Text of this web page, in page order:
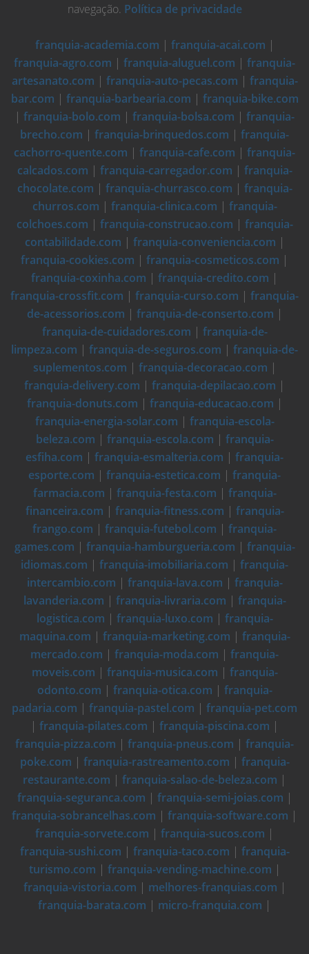
navegação. Política de privacidade
franquia-academia.com | franquia-acai.com |
franquia-agro.com | franquia-aluguel.com | franquia-
artesanato.com | franquia-auto-pecas.com | franquia-
bar.com | franquia-barbearia.com | franquia-bike.com
| franquia-bolo.com | franquia-bolsa.com | franquia-
brecho.com | franquia-brinquedos.com | franquia-
cachorro-quente.com | franquia-cafe.com | franquia-
calcados.com | franquia-carregador.com | franquia-
chocolate.com | franquia-churrasco.com | franquia-
churros.com | franquia-clinica.com | franquia-
colchoes.com | franquia-construcao.com | franquia-
contabilidade.com | franquia-conveniencia.com |
franquia-cookies.com | franquia-cosmeticos.com |
franquia-coxinha.com | franquia-credito.com |
franquia-crossfit.com | franquia-curso.com | franquia-
de-acessorios.com | franquia-de-conserto.com |
franquia-de-cuidadores.com | franquia-de-
limpeza.com | franquia-de-seguros.com | franquia-de-
suplementos.com | franquia-decoracao.com |
franquia-delivery.com | franquia-depilacao.com |
franquia-donuts.com | franquia-educacao.com |
franquia-energia-solar.com | franquia-escola-
beleza.com | franquia-escola.com | franquia-
esfiha.com | franquia-esmalteria.com | franquia-
esporte.com | franquia-estetica.com | franquia-
farmacia.com | franquia-festa.com | franquia-
financeira.com | franquia-fitness.com | franquia-
frango.com | franquia-futebol.com | franquia-
games.com | franquia-hamburgueria.com | franquia-
idiomas.com | franquia-imobiliaria.com | franquia-
intercambio.com | franquia-lava.com | franquia-
lavanderia.com | franquia-livraria.com | franquia-
logistica.com | franquia-luxo.com | franquia-
maquina.com | franquia-marketing.com | franquia-
mercado.com | franquia-moda.com | franquia-
moveis.com | franquia-musica.com | franquia-
odonto.com | franquia-otica.com | franquia-
padaria.com | franquia-pastel.com | franquia-pet.com
| franquia-pilates.com | franquia-piscina.com |
franquia-pizza.com | franquia-pneus.com | franquia-
poke.com | franquia-rastreamento.com | franquia-
restaurante.com | franquia-salao-de-beleza.com |
franquia-seguranca.com | franquia-semi-joias.com |
franquia-sobrancelhas.com | franquia-software.com |
franquia-sorvete.com | franquia-sucos.com |
franquia-sushi.com | franquia-taco.com | franquia-
turismo.com | franquia-vending-machine.com |
franquia-vistoria.com | melhores-franquias.com |
franquia-barata.com | micro-franquia.com |